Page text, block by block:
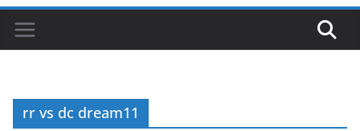
rr vs dc dream11